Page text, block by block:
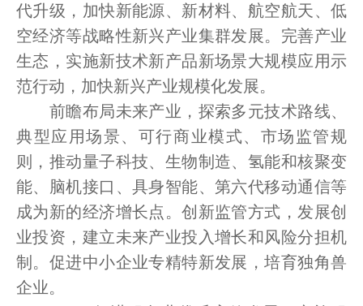
代升级，加快新能源、新材料、航空航天、低
空经济等战略性新兴产业集群发展。完善产业
生态，实施新技术新产品新场景大规模应用示
范行动，加快新兴产业规模化发展。
前瞻布局未来产业，探索多元技术路线、
典型应用场景、可行商业模式、市场监管规
则，推动量子科技、生物制造、氢能和核聚变
能、脑机接口、具身智能、第六代移动通信等
成为新的经济增长点。创新监管方式，发展创
业投资，建立未来产业投入增长和风险分担机
制。促进中小企业专精特新发展，培育独角兽
企业。